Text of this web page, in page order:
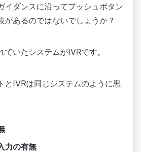
イダンスに沿ってプッシュボタン
があるのではないでしょうか？
ていたシステムがIVRです。
とIVRは同じシステムのように思
力の有無